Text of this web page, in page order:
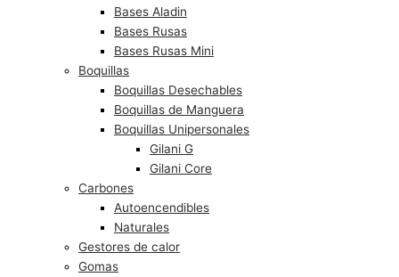
Bases Aladin
Bases Rusas
Bases Rusas Mini
Boquillas
Boquillas Desechables
Boquillas de Manguera
Boquillas Unipersonales
Gilani G
Gilani Core
Carbones
Autoencendibles
Naturales
Gestores de calor
Gomas